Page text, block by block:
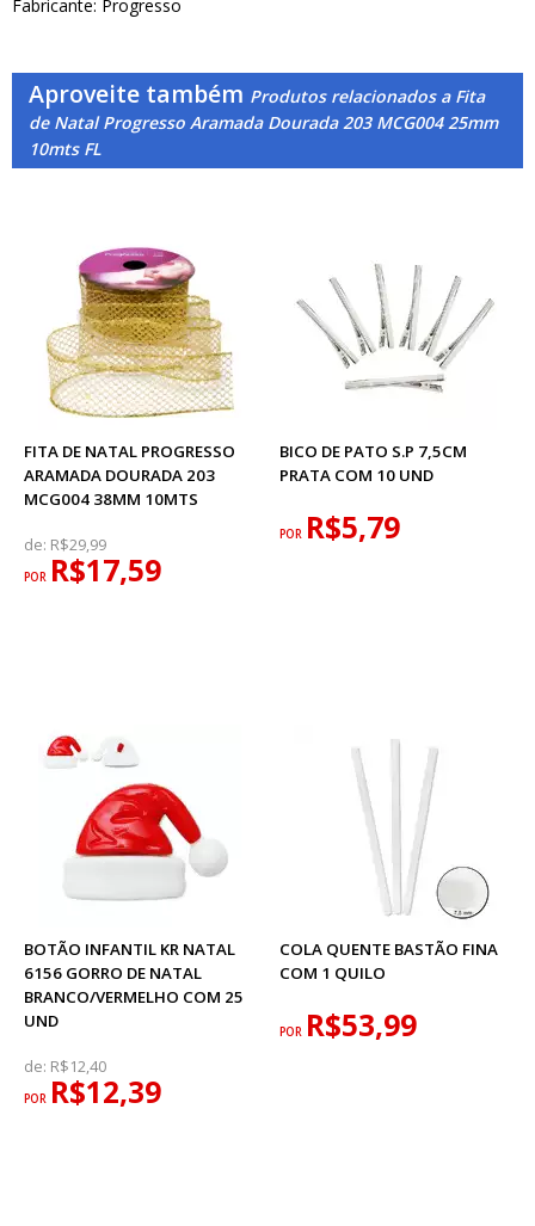
Fabricante: Progresso
Aproveite também Produtos relacionados a Fita
de Natal Progresso Aramada Dourada 203 MCG004 25mm
10mts FL
FITA DE NATAL PROGRESSO
ARAMADA DOURADA 203
MCG004 38MM 10MTS
de: R$29,99
POR R$17,59
BICO DE PATO S.P 7,5CM
PRATA COM 10 UND
POR R$5,79
BOTÃO INFANTIL KR NATAL
6156 GORRO DE NATAL
BRANCO/VERMELHO COM 25
UND
de: R$12,40
POR R$12,39
COLA QUENTE BASTÃO FINA
COM 1 QUILO
POR R$53,99